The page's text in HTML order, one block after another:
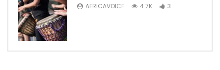
AFRICAVOICE 4.7K 3